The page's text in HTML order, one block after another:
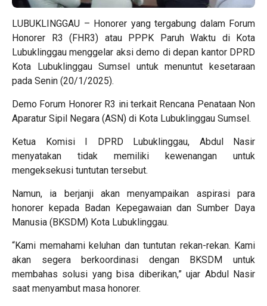
LUBUKLINGGAU – Honorer yang tergabung dalam Forum
Honorer R3 (FHR3) atau PPPK Paruh Waktu di Kota
Lubuklinggau menggelar aksi demo di depan kantor DPRD
Kota Lubuklinggau Sumsel untuk menuntut kesetaraan
pada Senin (20/1/2025).
Demo Forum Honorer R3 ini terkait Rencana Penataan Non
Aparatur Sipil Negara (ASN) di Kota Lubuklinggau Sumsel.
Ketua Komisi I DPRD Lubuklinggau, Abdul Nasir
menyatakan tidak memiliki kewenangan untuk
mengeksekusi tuntutan tersebut.
Namun, ia berjanji akan menyampaikan aspirasi para
honorer kepada Badan Kepegawaian dan Sumber Daya
Manusia (BKSDM) Kota Lubuklinggau.
“Kami memahami keluhan dan tuntutan rekan-rekan. Kami
akan segera berkoordinasi dengan BKSDM untuk
membahas solusi yang bisa diberikan,” ujar Abdul Nasir
saat menyambut masa honorer.